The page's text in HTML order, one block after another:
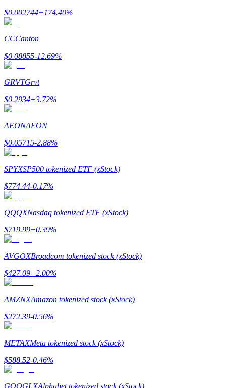
合約指南
合約功能使用指南
學習如何保持盈利
$0.002744+174.40%
CCCanton
$0.08855-12.69%
GRVTGrvt
$0.2934+3.72%
AEONAEON
$0.05715-2.88%
SPYXSP500 tokenized ETF (xStock)
$774.44-0.17%
QQQXNasdaq tokenized ETF (xStock)
$719.99+0.39%
AVGOXBroadcom tokenized stock (xStock)
$427.09+2.00%
AMZNXAmazon tokenized stock (xStock)
$272.39-0.56%
METAXMeta tokenized stock (xStock)
$588.52-0.46%
GOOGLXAlphabet tokenized stock (xStock)